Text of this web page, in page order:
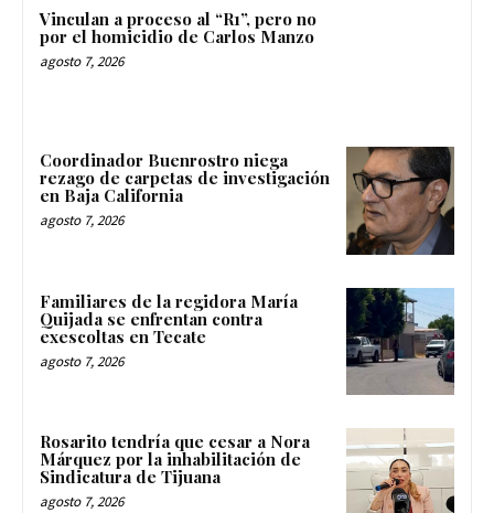
Vinculan a proceso al “R1”, pero no
por el homicidio de Carlos Manzo
agosto 7, 2026
Coordinador Buenrostro niega
rezago de carpetas de investigación
en Baja California
agosto 7, 2026
Familiares de la regidora María
Quijada se enfrentan contra
exescoltas en Tecate
agosto 7, 2026
Rosarito tendría que cesar a Nora
Márquez por la inhabilitación de
Sindicatura de Tijuana
agosto 7, 2026